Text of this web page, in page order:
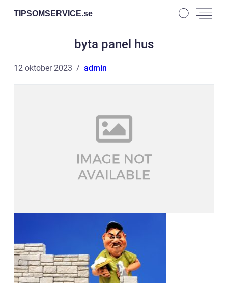
TIPSOMSERVICE.se
byta panel hus
12 oktober 2023 admin